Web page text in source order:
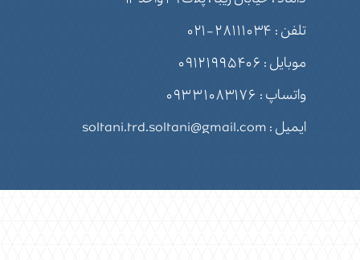
تلفن : ۲۸۱۱۱۰۳۴-۰۲۱
موبایل : ۰۹۱۲۱۹۹۵۴۰۶
واتساپ : ۰۹۳۳۱۰۸۳۱۷۶
ایمیل : soltani.trd.soltani@gmail.com